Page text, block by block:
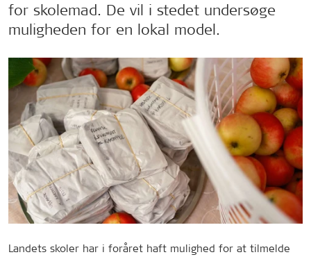
for skolemad. De vil i stedet undersøge
muligheden for en lokal model.
Landets skoler har i foråret haft mulighed for at tilmelde